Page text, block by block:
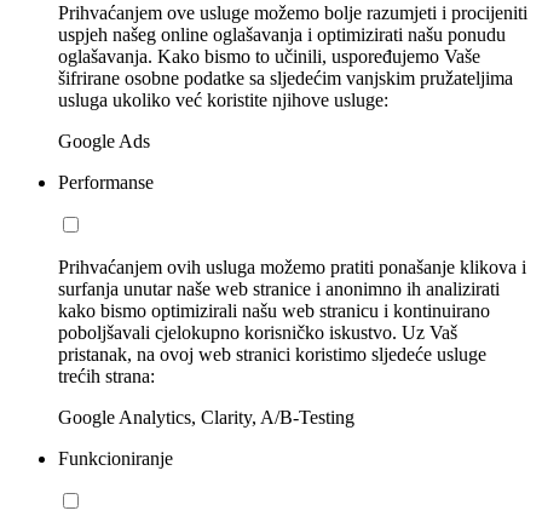
Prihvaćanjem ove usluge možemo bolje razumjeti i procijeniti
uspjeh našeg online oglašavanja i optimizirati našu ponudu
oglašavanja. Kako bismo to učinili, uspoređujemo Vaše
šifrirane osobne podatke sa sljedećim vanjskim pružateljima
usluga ukoliko već koristite njihove usluge:
Google Ads
Performanse
Prihvaćanjem ovih usluga možemo pratiti ponašanje klikova i
surfanja unutar naše web stranice i anonimno ih analizirati
kako bismo optimizirali našu web stranicu i kontinuirano
poboljšavali cjelokupno korisničko iskustvo. Uz Vaš
pristanak, na ovoj web stranici koristimo sljedeće usluge
trećih strana:
Google Analytics, Clarity, A/B-Testing
Funkcioniranje